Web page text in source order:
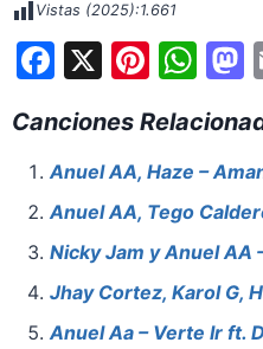
Vistas (2025):1.661
F
c
e
b
o
o
k
X Pi
er
e
st
W
at
s
A
p
p
Canciones
Anuel AA, Haze –
Anuel AA, Tego
Nicky Jam y Anuel AA
Jhay Cortez, Karol G,
Anuel Aa – Verte Ir ft.